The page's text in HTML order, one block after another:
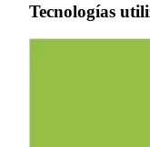
Tecnologías